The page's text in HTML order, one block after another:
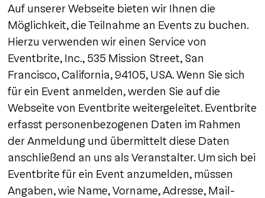
Auf unserer Webseite bieten wir Ihnen die
Möglichkeit, die Teilnahme an Events zu buchen.
Hierzu verwenden wir einen Service von
Eventbrite, Inc., 535 Mission Street, San
Francisco, California, 94105, USA. Wenn Sie sich
für ein Event anmelden, werden Sie auf die
Webseite von Eventbrite weitergeleitet. Eventbrite
erfasst personenbezogenen Daten im Rahmen
der Anmeldung und übermittelt diese Daten
anschließend an uns als Veranstalter. Um sich bei
Eventbrite für ein Event anzumelden, müssen
Angaben, wie Name, Vorname, Adresse, Mail-